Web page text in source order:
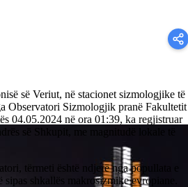
së Veriut, në stacionet sizmologjike të
Observatori Sizmologjik pranë Fakultetit
04.05.2024 në ora 01:39, ka regjistruar
së Shkupit, me magnitudë lokale të
tërmeti është ndjerë nga popullata e
shkallës makrosizmike evropiane.